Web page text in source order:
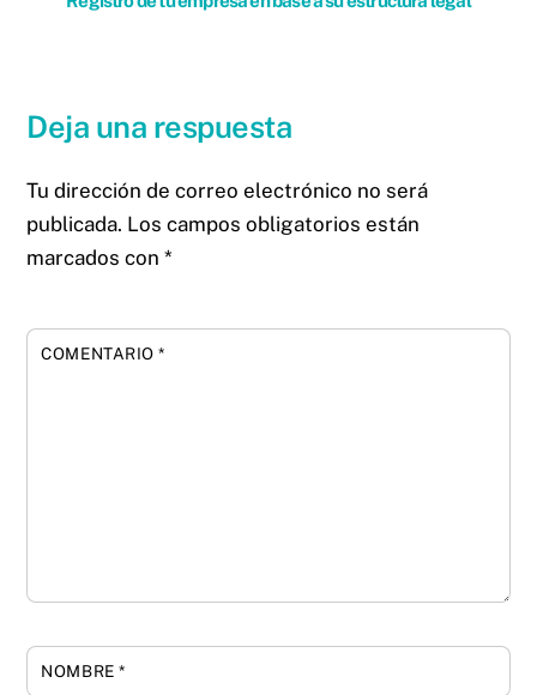
Deja una respuesta
Tu dirección de correo electrónico no será
publicada. Los campos obligatorios están
marcados con*
COMENTARIO*
NOMBRE*